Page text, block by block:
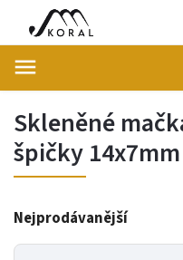
Skleněné
špičky 14x7mm
Nejprodávanější